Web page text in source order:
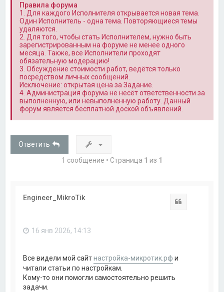
Правила форума
1. Для каждого Исполнителя открывается новая тема.
Один Исполнитель - одна тема. Повторяющиеся темы
удаляются.
2. Для того, чтобы стать Исполнителем, нужно быть
зарегистрированным на форуме не менее одного
месяца. Также, все Исполнители проходят
обязательную модерацию!
3. Обсуждение стоимости работ, ведётся только
посредством личных сообщений.
Исключение: открытая цена за Задание.
4. Администрация форума не несёт ответственности за
выполненную, или невыполненную работу. Данный
форум является бесплатной доской объявлений.
Ответить
1 сообщение • Страница 1 из 1
Engineer_MikroTik
16 янв 2026, 14:13
Все видели мой сайтнастройка-микротик.рф и
читали статьи по настройкам.
Кому-то они помогли самостоятельно решить
задачи.